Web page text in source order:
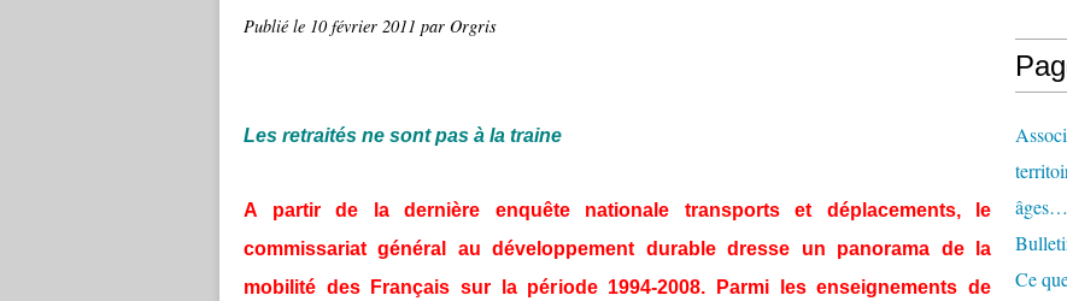
Publié le 10 février 2011 par Orgris
Les retraités ne sont pas à la traine
A partir de la dernière enquête nationale transports et déplacements, le
commissariat général au développement durable dresse un panorama de la
mobilité des Français sur la période 1994-2008. Parmi les enseignements de
Ce